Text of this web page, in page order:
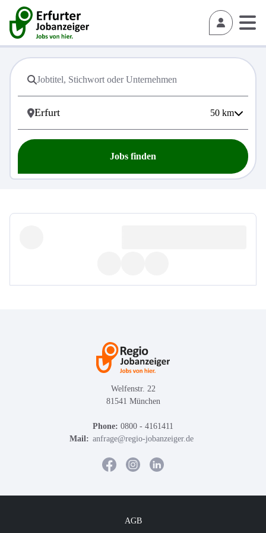
50 km
Jobs finden
Welfenstr. 22
81541 München
Phone: 0800 - 4161411
Mail: anfrage@regio-jobanzeiger.de
AGB